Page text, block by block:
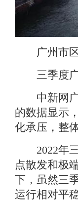
广州市区
三季度广
中新网广
的数据显示
化承压，整
2022年三
点散发和极
下，虽然三
运行相对平